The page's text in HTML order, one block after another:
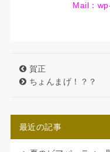
Mail：
賀正
ちょんまげ！？？
最近の記事